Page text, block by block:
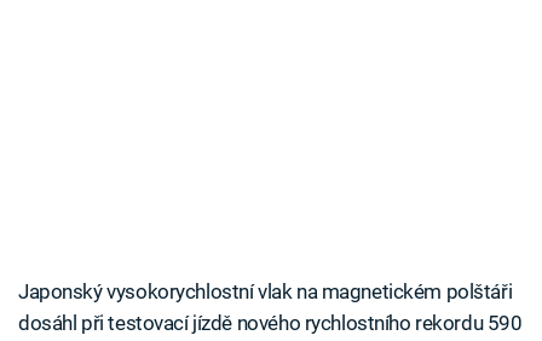
Japonský vysokorychlostní vlak na magnetickém polštáři
dosáhl při testovací jízdě nového rychlostního rekordu 590